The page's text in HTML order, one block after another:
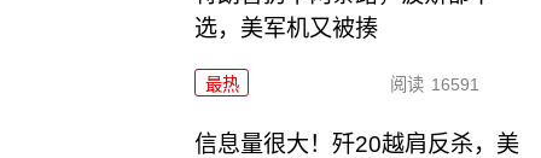
选，美军机又被揍
最热 阅读 16591
信息量很大！歼20越肩反杀，美